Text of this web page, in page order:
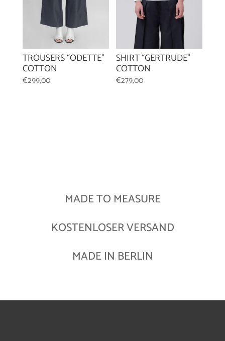
TROUSERS “ODETTE”
COTTON
€299,00
SHIRT “GERTRUDE”
COTTON
€279,00
MADE TO MEASURE
KOSTENLOSER VERSAND
MADE IN BERLIN